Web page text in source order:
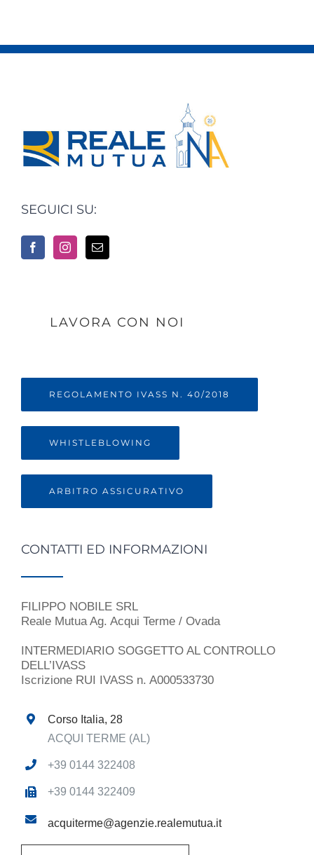
SEGUICI SU:
LAVORA CON NOI
REGOLAMENTO IVASS N. 40/2018
WHISTLEBLOWING
ARBITRO ASSICURATIVO
CONTATTI ED INFORMAZIONI
FILIPPO NOBILE SRL
Reale Mutua Ag. Acqui Terme / Ovada
INTERMEDIARIO SOGGETTO AL CONTROLLO
DELL’IVASS
Iscrizione RUI IVASS n. A000533730
Corso Italia, 28
ACQUI TERME (AL)
+39 0144 322408
+39 0144 322409
acquiterme@agenzie.realemutua.it